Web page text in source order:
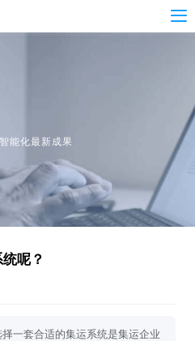
能化最新成果
呢？
一套合适的集运系统是集运企业